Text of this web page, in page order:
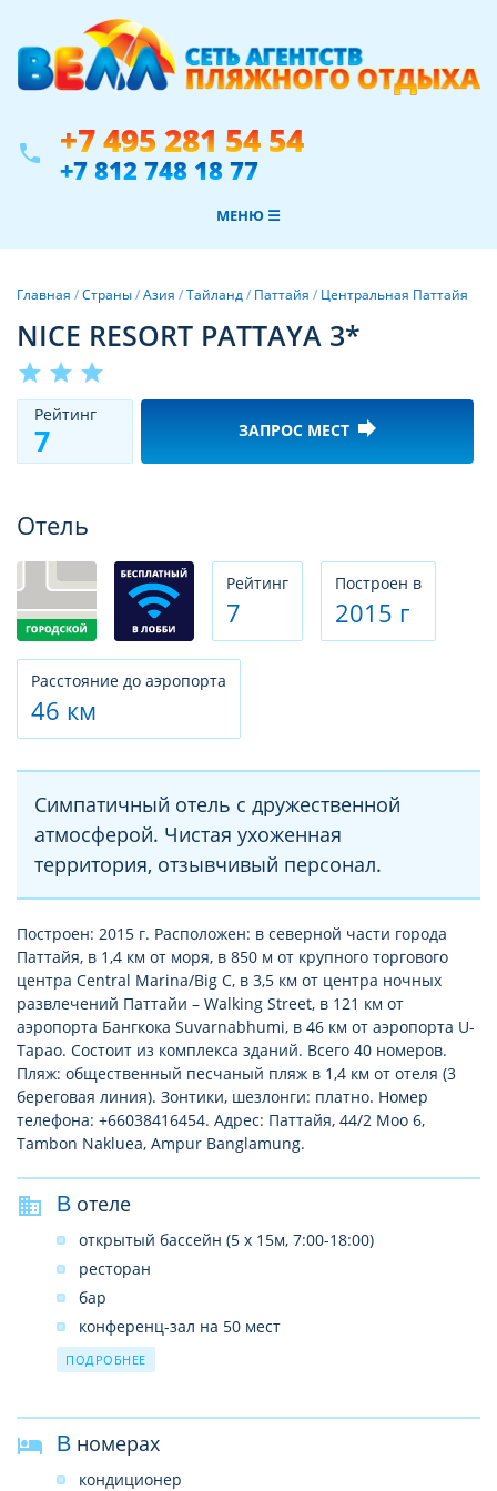
phone +7 495 281 54 54
+7 812 748 18 77
МЕНЮ ☰
Главная /Страны/Азия /Тайланд/ Паттайя / Центральная Паттайя
NICE RESORT PATTAYA 3*
star star star
Рeйтинг
7 ЗАПРОС МЕСТ forward
Отель
Рeйтинг
7
Построен в
2015 г
Расстояние до аэропорта
46 км
Симпатичный отель с дружественной
атмосферой. Чистая ухоженная
территория, отзывчивый персонал.
Построен: 2015 г. Расположен: в северной части города
Паттайя, в 1,4 км от моря, в 850 м от крупного торгового
центра Central Marina/Big C, в 3,5 км от центра ночных
развлечений Паттайи – Walking Street, в 121 км от
аэропорта Бангкока Suvarnabhumi, в 46 км от аэропорта U-
Tapao. Состоит из комплекса зданий. Всего 40 номеров.
Пляж: общественный песчаный пляж в 1,4 км от отеля (3
береговая линия). Зонтики, шезлонги: платно. Номер
телефона: +66038416454. Адрес: Паттайя, 44/2 Moo 6,
Tambon Nakluea, Ampur Banglamung.
В отеле
открытый бассейн (5 х 15м, 7:00-18:00)
ресторан
бар
конференц-зал на 50 мест
Wi-Fi в лобби (бесплатно)
ПОДРОБНЕЕ
В номерах
кондиционер